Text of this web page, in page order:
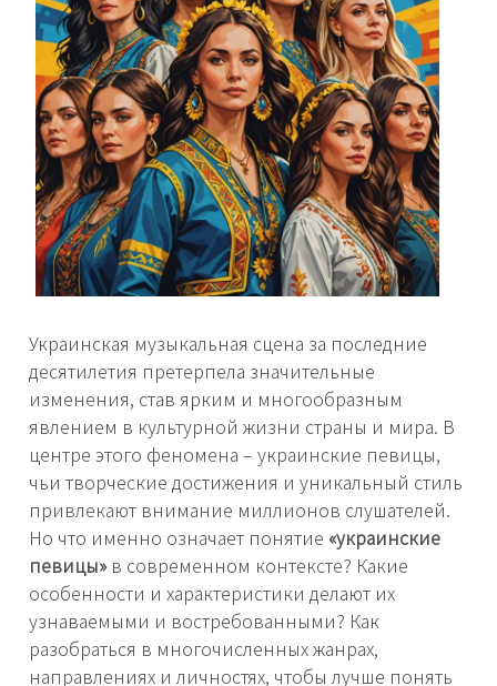
Украинская музыкальная сцена за последние
десятилетия претерпела значительные
изменения, став ярким и многообразным
явлением в культурной жизни страны и мира. В
центре этого феномена – украинские певицы,
чьи творческие достижения и уникальный стиль
привлекают внимание миллионов слушателей.
Но что именно означает понятие «украинские
певицы» в современном контексте? Какие
особенности и характеристики делают их
узнаваемыми и востребованными? Как
разобраться в многочисленных жанрах,
направлениях и личностях, чтобы лучше понять